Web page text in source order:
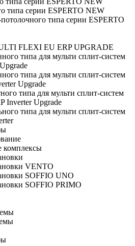
типа серии ESPERTO NEW
типа серии ESPERTO
FLEXI EU ERP UPGRADE
типа для мульти сплит-систем
типа для мульти сплит-систем
Upgrade
типа для мульти сплит-систем
Inverter Upgrade
типа для мульти сплит-систем
комплексы
VENTO
SOFFIO UNO
SOFFIO PRIMO